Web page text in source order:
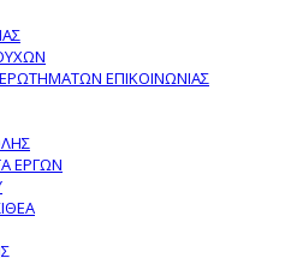
ΕΠΙΚΟΙΝΩΝΙΑΣ
ΕΡΓΩΝ